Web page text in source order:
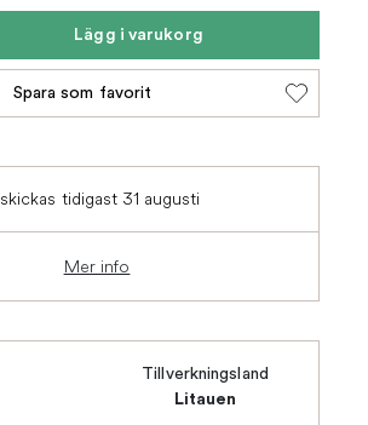
Lägg i varukorg
Spara som favorit
skickas tidigast 31 augusti
Mer info
Tillverkningsland
Litauen